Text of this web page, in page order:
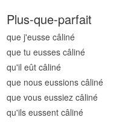
Plus-que-parfait
que j'eusse câliné
que tu eusses câliné
qu'il eût câliné
que nous eussions câliné
que vous eussiez câliné
qu'ils eussent câliné